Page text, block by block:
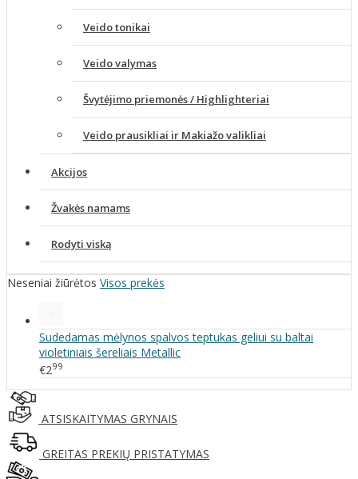
Veido tonikai
Veido valymas
Švytėjimo priemonės / Highlighteriai
Veido prausikliai ir Makiažo valikliai
Akcijos
Žvakės namams
Rodyti viską
Neseniai žiūrėtos Visos prekės
Sudedamas mėlynos spalvos teptukas geliui su baltai
violetiniais šereliais Metallic
€299
ATSISKAITYMAS GRYNAIS
GREITAS PREKIŲ PRISTATYMAS